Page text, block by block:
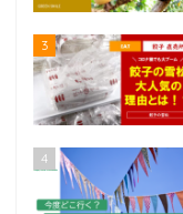
3
4